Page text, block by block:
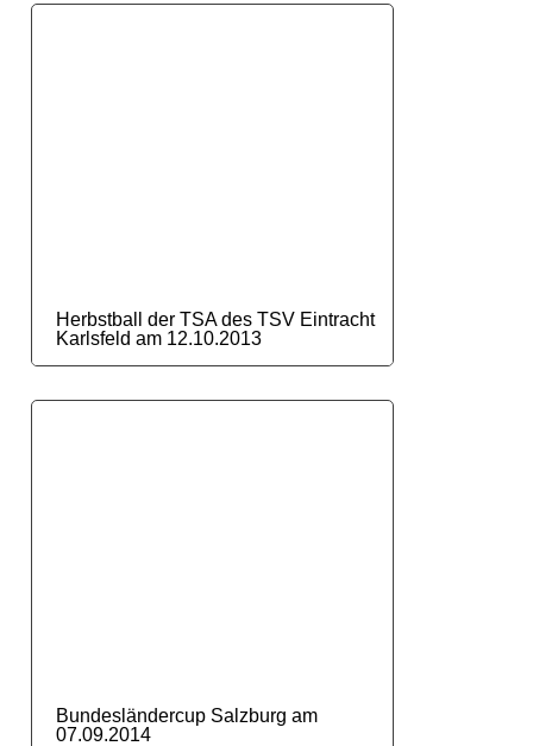
Herbstball der TSA des TSV Eintracht
Karlsfeld am 12.10.2013
Bundesländercup Salzburg am
07.09.2014